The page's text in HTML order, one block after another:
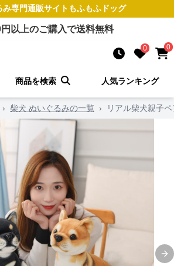
み専門通販サイト もふもふドッグ
円以上のご購入で送料無料
0 0
商品を検索 人気ランキング
› 柴犬 ぬいぐるみの一覧 › リアル柴犬親子